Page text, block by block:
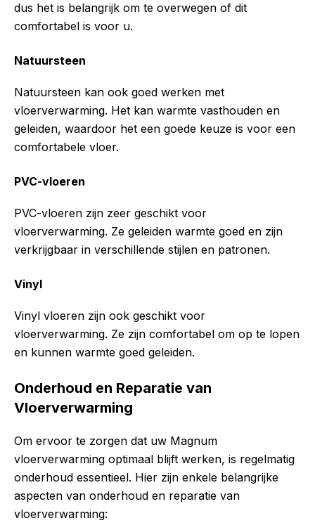
dus het is belangrijk om te overwegen of dit
comfortabel is voor u.
Natuursteen
Natuursteen kan ook goed werken met
vloerverwarming. Het kan warmte vasthouden en
geleiden, waardoor het een goede keuze is voor een
comfortabele vloer.
PVC-vloeren
PVC-vloeren zijn zeer geschikt voor
vloerverwarming. Ze geleiden warmte goed en zijn
verkrijgbaar in verschillende stijlen en patronen.
Vinyl
Vinyl vloeren zijn ook geschikt voor
vloerverwarming. Ze zijn comfortabel om op te lopen
en kunnen warmte goed geleiden.
Onderhoud en Reparatie van
Vloerverwarming
Om ervoor te zorgen dat uw Magnum
vloerverwarming optimaal blijft werken, is regelmatig
onderhoud essentieel. Hier zijn enkele belangrijke
aspecten van onderhoud en reparatie van
vloerverwarming: